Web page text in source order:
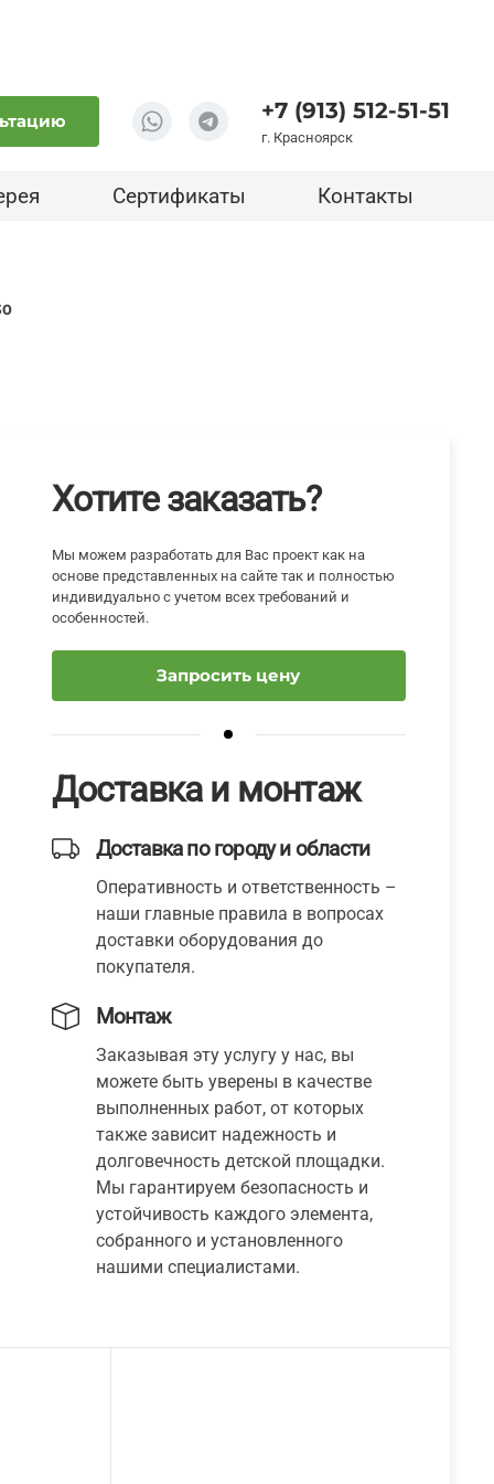
+7 (913) 512-51-51
г. Красноярск
Сертификаты Контакты
Хотите заказать?
Мы можем разработать для Вас проект как на
основе представленных на сайте так и полностью
индивидуально с учетом всех требований и
особенностей.
Запросить цену
Доставка и монтаж
Доставка по городу и области
Оперативность и ответственность –
наши главные правила в вопросах
доставки оборудования до
покупателя.
Монтаж
Заказывая эту услугу у нас, вы
можете быть уверены в качестве
выполненных работ, от которых
также зависит надежность и
долговечность детской площадки.
Мы гарантируем безопасность и
устойчивость каждого элемента,
собранного и установленного
нашими специалистами.